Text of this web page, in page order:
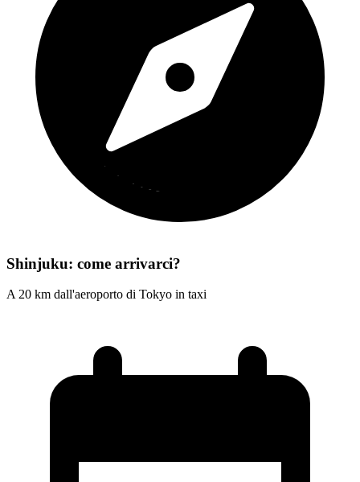
Shinjuku: come arrivarci?
A 20 km dall'aeroporto di Tokyo in taxi